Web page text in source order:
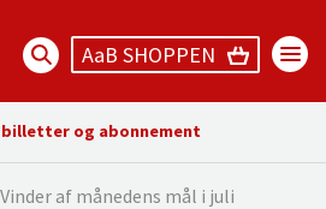
AaB SHOPPEN
billetter og abonnement
Vinder af månedens mål i juli